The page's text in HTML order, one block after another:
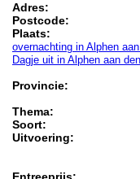
Adres:
Postcode:
Plaats:
overnachting in Alphen
Dagje uit in Alphen aan
Provincie:
Thema:
Soort:
Uitvoering: